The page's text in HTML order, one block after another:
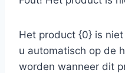
Het product {0} is
u automatisch op de
worden wanneer dit